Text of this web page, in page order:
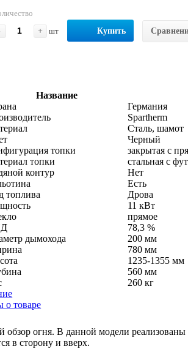
+ шт Купить
Название
Германия
Spartherm
Сталь, шамот
Черный
топки
закрытая с
топки
стальная с
контур
Нет
Есть
топлива
Дрова
11 кВт
прямое
78,3 %
дымохода
200 мм
780 мм
1235-1355 мм
560 мм
260 кг
о товаре
огня. В данной модели реализованы
в сторону и вверх.